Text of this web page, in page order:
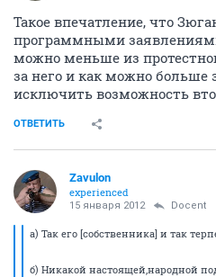
Такое впечатление, что
программными
можно меньше из
за него и как можно больше
исключить возможность
ОТВЕТИТЬ
Zavulon
experienced
15 января 2012 Docent
а) Так его [собственника] и так
б) Никакой настоящей,народной